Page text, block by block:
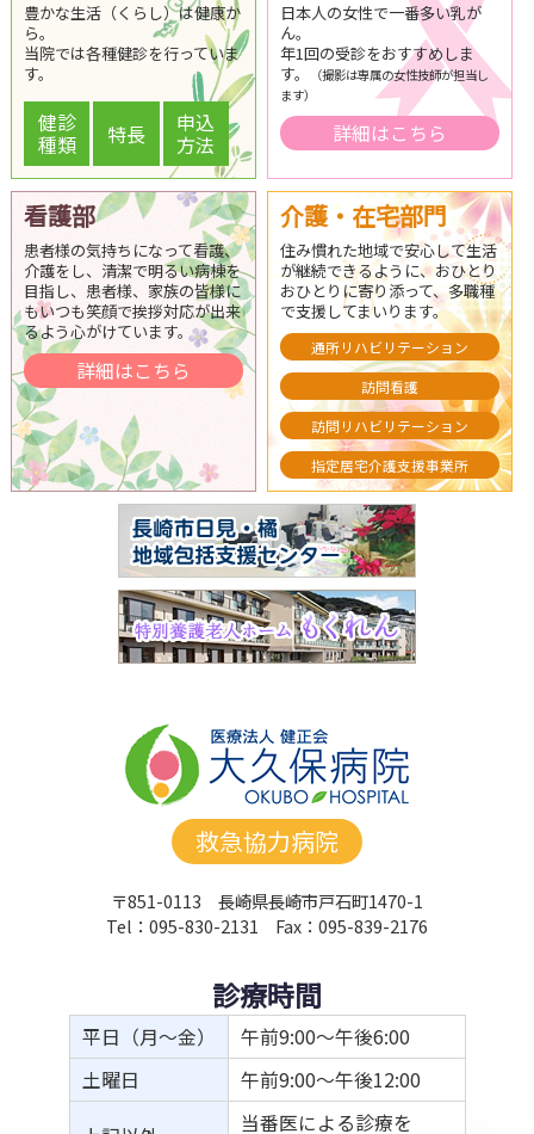
豊かな生活（くらし）は健康か
ら。
当院では各種健診を行っていま
す。
健診
種類 特長 申込
方法
日本人の女性で一番多い乳が
ん。
年1回の受診をおすすめしま
す。
（撮影は専属の女性技師が担当し
ます）
詳細はこちら
看護部
患者様の気持ちになって看護、
介護をし、清潔で明るい病棟を
目指し、患者様、家族の皆様に
もいつも笑顔で挨拶対応が出来
るよう心がけています。
詳細はこちら
介護・在宅部門
住み慣れた地域で安心して生活
が継続できるように、おひとり
おひとりに寄り添って、多職種
で支援してまいります。
通所リハビリテーション
訪問看護
訪問リハビリテーション
指定居宅介護支援事業所
救急協力病院
〒851-0113 長崎県長崎市戸石町1470-1
Tel：095-830-2131 Fax：095-839-2176
診療時間
平日（月～金）
午前9:00～午後6:00
土曜日
午前9:00～午後12:00
当番医による診療を